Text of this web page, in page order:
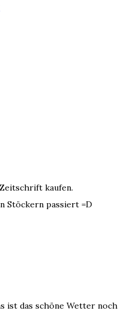
kaufen.
Stöckern passiert =D
ist das schöne Wetter noch